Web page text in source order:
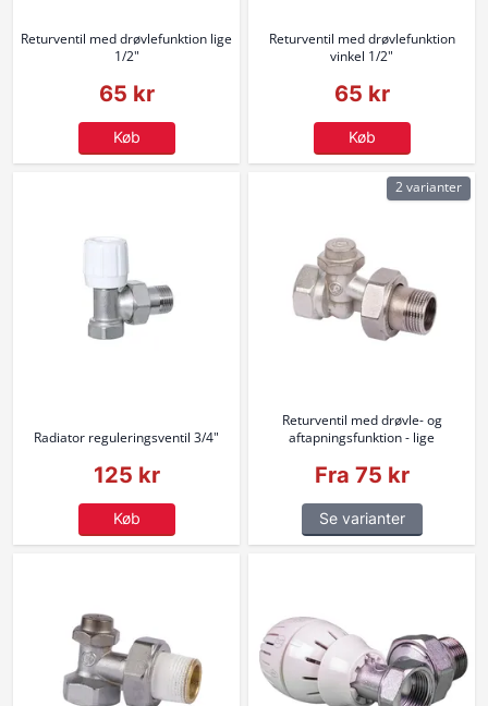
Returventil med drøvlefunktion lige
1/2"
65 kr
Køb
Returventil med drøvlefunktion
vinkel 1/2"
65 kr
Køb
Radiator reguleringsventil 3/4"
125 kr
Køb
Returventil med drøvle- og
aftapningsfunktion - lige
Fra 75 kr
Se varianter
2 varianter